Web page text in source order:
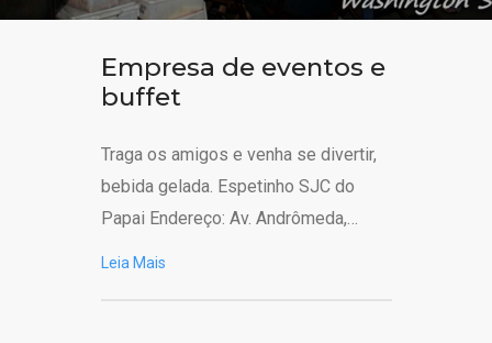
Empresa de eventos e
buffet
Traga os amigos e venha se divertir,
bebida gelada. Espetinho SJC do
Papai Endereço: Av. Andrômeda,…
Leia Mais